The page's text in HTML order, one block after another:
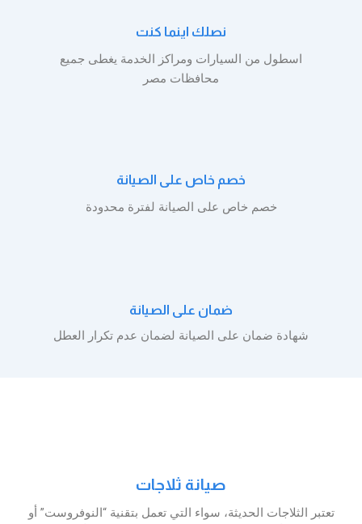
نصلك اينما كنت
اسطول من السيارات ومراكز الخدمة يغطى جميع
محافظات مصر
خصم خاص على الصيانة
خصم خاص على الصيانة لفترة محدودة
ضمان على الصيانة
شهادة ضمان على الصيانة لضمان عدم تكرار العطل
صيانة ثلاجات
تعتبر الثلاجات الحديثة، سواء التي تعمل بتقنية “النوفروست” أو